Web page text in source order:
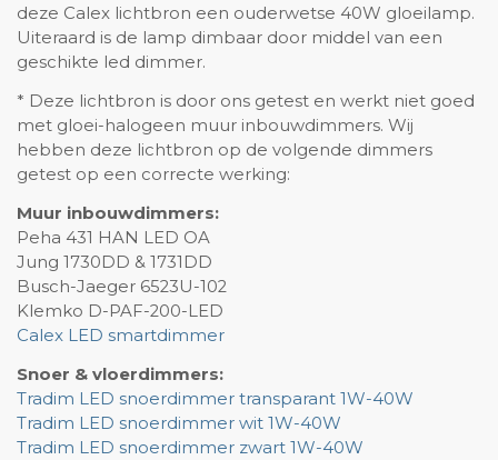
deze Calex lichtbron een ouderwetse 40W gloeilamp.
Uiteraard is de lamp dimbaar door middel van een
geschikte led dimmer.
* Deze lichtbron is door ons getest en werkt niet goed
met gloei-halogeen muur inbouwdimmers. Wij
hebben deze lichtbron op de volgende dimmers
getest op een correcte werking:
Muur inbouwdimmers:
Peha 431 HAN LED OA
Jung 1730DD & 1731DD
Busch-Jaeger 6523U-102
Klemko D-PAF-200-LED
Calex LED smartdimmer
Snoer & vloerdimmers:
Tradim LED snoerdimmer transparant 1W-40W
Tradim LED snoerdimmer wit 1W-40W
Tradim LED snoerdimmer zwart 1W-40W